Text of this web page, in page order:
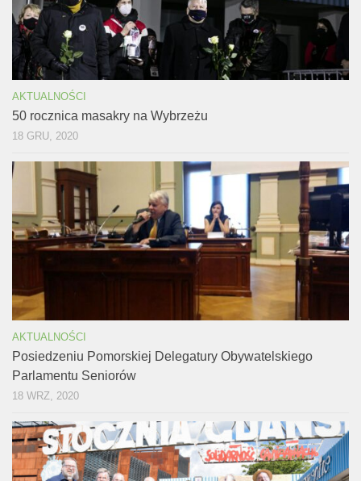
AKTUALNOŚCI
50 rocznica masakry na Wybrzeżu
18 GRU, 2020
AKTUALNOŚCI
Posiedzeniu Pomorskiej Delegatury Obywatelskiego
Parlamentu Seniorów
18 WRZ, 2020